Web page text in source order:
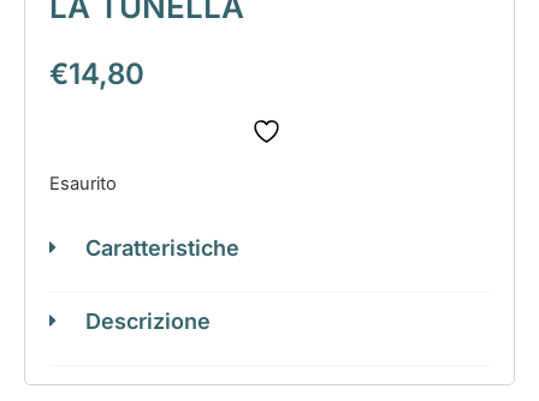
€14,80
Esaurito
Caratteristiche
Descrizione